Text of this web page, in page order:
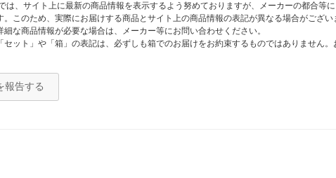
は、サイト上に最新の商品情報を表示するよう努めておりますが、メーカーの都合等
。このため、実際にお届けする商品とサイト上の商品情報の表記が異なる場合がござ
な商品情報が必要な場合は、メーカー等にお問い合わせください。
セット」や「箱」の表記は、必ずしも箱でのお届けをお約束するものではありません
報告する